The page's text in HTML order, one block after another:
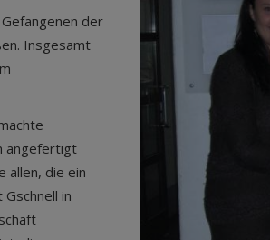
der
Insgesamt
angefertigt
allen, die ein
in